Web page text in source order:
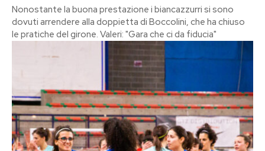
Nonostante la buona prestazione i biancazzurri si sono
dovuti arrendere alla doppietta di Boccolini, che ha chiuso
le pratiche del girone. Valeri: "Gara che ci da fiducia"